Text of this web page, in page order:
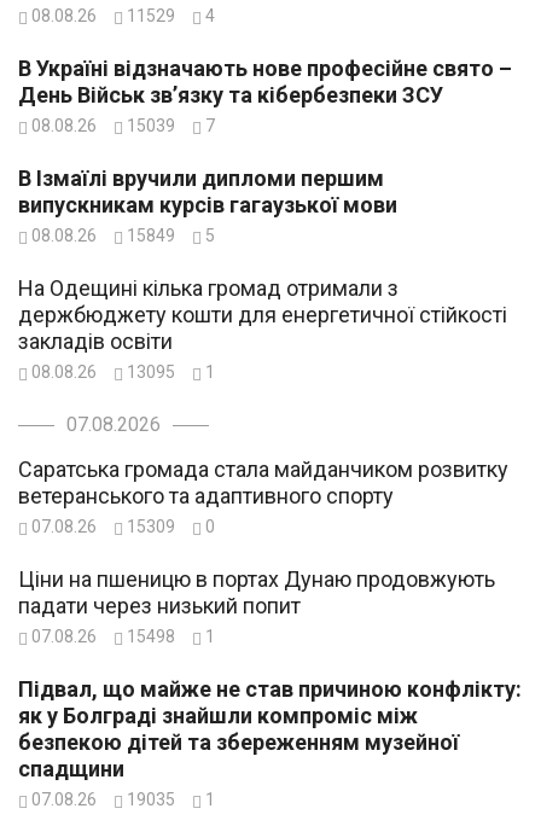
08.08.26 11529 4
В Україні відзначають нове професійне свято –
День Військ зв’язку та кібербезпеки ЗСУ
08.08.26 15039 7
В Ізмаїлі вручили дипломи першим
випускникам курсів гагаузької мови
08.08.26 15849 5
На Одещині кілька громад отримали з
держбюджету кошти для енергетичної стійкості
закладів освіти
08.08.26 13095 1
07.08.2026
Саратська громада стала майданчиком розвитку
ветеранського та адаптивного спорту
07.08.26 15309 0
Ціни на пшеницю в портах Дунаю продовжують
падати через низький попит
07.08.26 15498 1
Підвал, що майже не став причиною конфлікту:
як у Болграді знайшли компроміс між
безпекою дітей та збереженням музейної
спадщини
07.08.26 19035 1